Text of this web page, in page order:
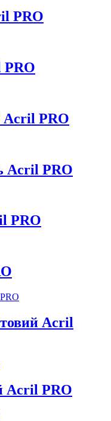
PRO
PRO
Acril PRO
Acril PRO
PRO
Acril
Acril PRO